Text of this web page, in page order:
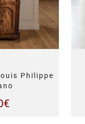
Philippe
€